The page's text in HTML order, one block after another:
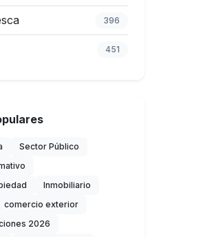
396
451
Sector Público
Inmobiliario
comercio exterior
2026